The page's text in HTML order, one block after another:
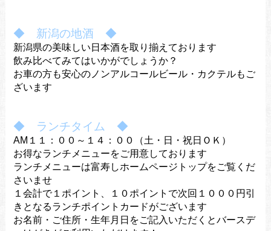
◆ 新潟の地酒 ◆
新潟県の美味しい日本酒を取り揃えております
飲み比べてみてはいかがでしょうか？
お車の方も安心のノンアルコールビール・カクテルもご
ざいます
◆ ランチタイム ◆
AM１１：００～１４：００（土・日・祝日ＯＫ）
お得なランチメニューをご用意しております
ランチメニューは富寿しホームページトップをご覧くだ
さいませ
１会計で１ポイント、１０ポイントで次回１０００円引
きとなるランチポイントカードがございます
お名前・ご住所・生年月日をご記入いただくとバースデ